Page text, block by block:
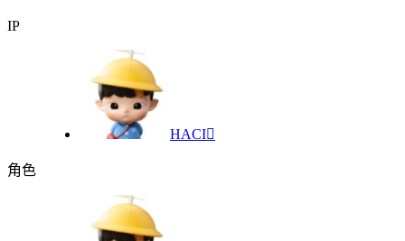
IP
HACI
角色